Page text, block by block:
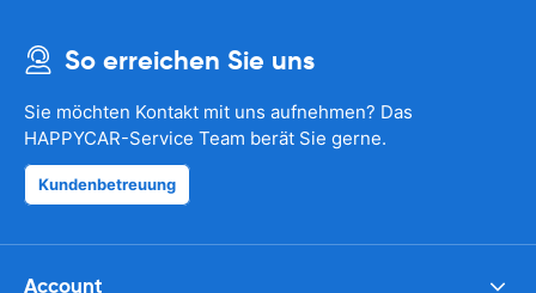
So erreichen Sie uns
Sie möchten Kontakt mit uns aufnehmen? Das
HAPPYCAR-Service Team berät Sie gerne.
Kundenbetreuung
Account